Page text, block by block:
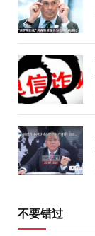
不要错过